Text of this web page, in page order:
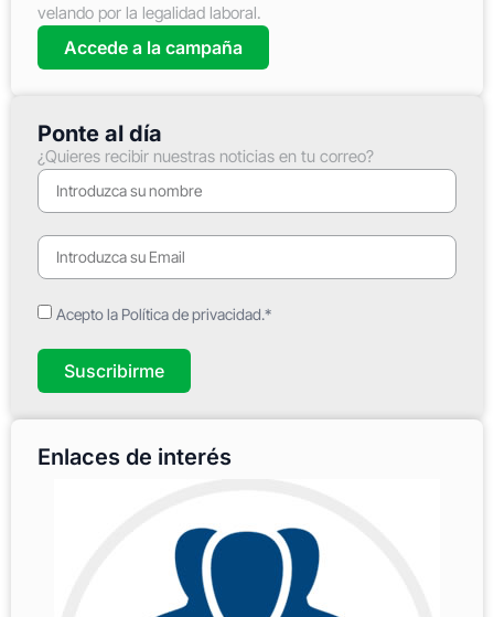
velando por la legalidad laboral.
Accede a la campaña
Ponte al día
¿Quieres recibir nuestras noticias en tu correo?
Acepto la Política de privacidad.*
Suscribirme
Enlaces de interés